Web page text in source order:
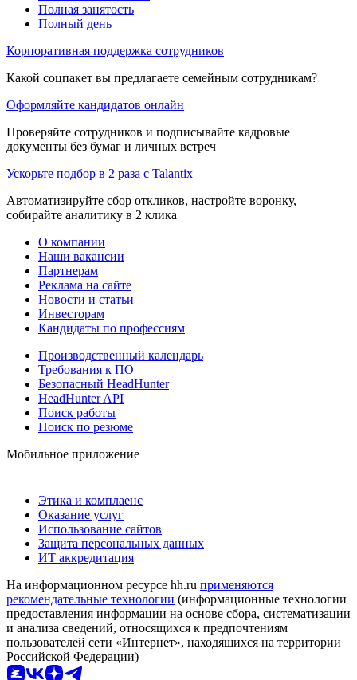
Полная занятость
Полный день
Корпоративная поддержка сотрудников
Какой соцпакет вы предлагаете семейным сотрудникам?
Оформляйте кандидатов онлайн
Проверяйте сотрудников и подписывайте кадровые
документы без бумаг и личных встреч
Ускорьте подбор в 2 раза с Talantix
Автоматизируйте сбор откликов, настройте воронку,
собирайте аналитику в 2 клика
О компании
Наши вакансии
Партнерам
Реклама на сайте
Новости и статьи
Инвесторам
Кандидаты по профессиям
Производственный календарь
Требования к ПО
Безопасный HeadHunter
HeadHunter API
Поиск работы
Поиск по резюме
Мобильное приложение
Этика и комплаенс
Оказание услуг
Использование сайтов
Защита персональных данных
ИТ аккредитация
На информационном ресурсе hh.ru применяются
рекомендательные технологии (информационные технологии
предоставления информации на основе сбора, систематизации
и анализа сведений, относящихся к предпочтениям
пользователей сети «Интернет», находящихся на территории
Российской Федерации)